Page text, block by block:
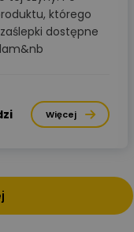
którego
dostępne
Więcej